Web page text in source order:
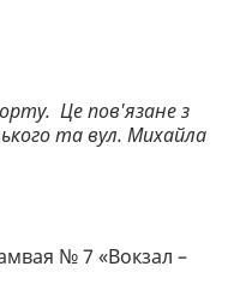
Це пов'язане з
та вул. Михайла
№ 7 «Вокзал –